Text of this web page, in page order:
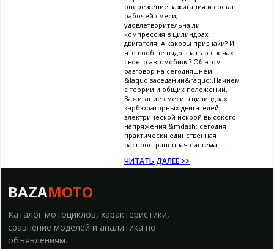
опережение зажигания и состав
рабочей смеси,
удовлетворительна ли
компрессия в цилиндрах
двигателя. А каковы признаки? И
что вообще надо знать о свечах
своего автомобиля? Об этом
разговор на сегодняшнем
&laquo;заседании&raquo;.Начнем
с теории и общих положений.
Зажигание смеси в цилиндрах
карбюраторных двигателей
электрической искрой высокого
напряжения &mdash; сегодня
практически единственная
распространенная система. ...
ЧИТАТЬ ДАЛЕЕ >>
BAZAMOTO
Каталог мотоциклов, характеристики,
сравнение моделей и аналитика по
объявлениям.